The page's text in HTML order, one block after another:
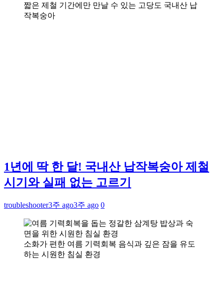
짧은 제철 기간에만 만날 수 있는 고당도 국내산 납
작복숭아
1년에 딱 한 달! 국내산 납작복숭아 제철
시기와 실패 없는 고르기
troubleshooter3주 ago3주 ago 0
소화가 편한 여름 기력회복 음식과 깊은 잠을 유도
하는 시원한 침실 환경